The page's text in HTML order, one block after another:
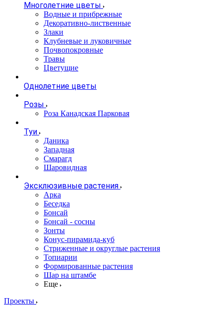
Многолетние цветы
Водные и прибрежные
Декоративно-лиственные
Злаки
Клубневые и луковичные
Почвопокровные
Травы
Цветущие
Однолетние цветы
Розы
Роза Канадская Парковая
Туи
Даника
Западная
Смарагд
Шаровидная
Эксклюзивные растения
Арка
Беседка
Бонсай
Бонсай - сосны
Зонты
Конус-пирамида-куб
Стриженные и округлые растения
Топиарии
Формированные растения
Шар на штамбе
Еще
Проекты